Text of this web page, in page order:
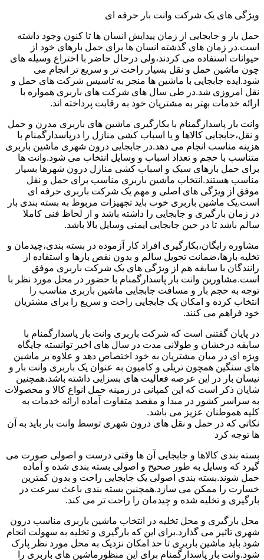
ویژگی های یک شرکت وانت بار حرفه ای
حمل بار و جابجایی از زمان پیدایش انسان ها تا کنون وجود داشته
است.در زمان های گذشته انسان ها برای حمل بارهای خود از
حیوانات استفاده می کردند،ولی درحال حاضر با اختراع وسیله های
چون ماشین حمل و نقل بسیار راحت تر و سریع تر انجام می
شود.ایده جابجایی با ماشین ها منجر به تاسیس شرکت های حمل و
نقل امروزی شد.در طی سال های شرکت های باربری همواره با
ارائه خدمات بهتر به مشتریان خود به رقابت پرداخته اند.
وانت بار پاسدارگمنام با بکارگیری ماشین های باربری مدرن و حمل
و نقل،جابجایی کالاها و یا اسباب کشی منازل را درپاسدارگمنام با
هزینه مناسب انجام می دهد.در جابجایی درون شهری ماشین باربری
متناسب با حجم و تعداد اسباب و وسایل انتخاب می شود.وانت ها
برای حمل بارهای سبک و اسباب کشی منازل درون شهرها بسیار
مناسب هستند.انتخاب ماشین باربری مناسب برای حمل و نقل
موفق از ویژگی های اصلی و مهم یک شرکت باربری حرفه ای
است.یک ماشین باربری خوب باید تجهیزات مربوط به بسته بندی بار
در زمان بارگیری و جابجایی را داشته باشد و از لحاظ فنی کاملا
سالم باشد تا در حین جابجایی ایمنی وسایل بالا باشد.
مشاوره رایگان،بکارگیری افراد کار آزموده در بسته بندی،چیدمان و
تخلیه بارها،ضمانت تحویل سالم و بدون نقص بارها و استفاده از
رانندگان با سابقه هم از ویژگی های یک شرکت باربری موفق
است.مشاورین وانت بار پاسدارگمنام با حضور در محل مورد نظر با
توجه به حجم بار و مسافت جابجایی ماشین باربری مناسب را
انتخاب کرده و امکان یک جابجایی راحت و سریع را برای مشتریان
خود فراهم می کنند.
در پایان گفتنی است که شرکت باربری وانت بار پاسدارگمنام با
سابقه درخشان و طولانی مدت در سال های اخیر توانسته جایگاه
ویژه ای در میان مشتریان به خود اختصاص دهد و علاوه بر ماشین
های سنگین همچون تریلی و کامیون به عنوان یک باربری وانت بار و
نیسان بار در این عرصه فعالیت های بسزایی داشته باشد،همچنین
شایان ذکر است که این کمپانی در زمینه حمل انواع کالا و محصولات
به سراسر کشور در مبدا و مقصد متفاوت آماده ارائه خدمات به
کلیه هموطنان عزیز می باشد.
نکاتی که در حمل و نقل های درون شهری توسط وانت بار باید به آن
ها توجه کرد
بسته بندی کالاها و جابجایی آن ها وقتی درست و اصولی صورت می
گیرد که وسایل به طور صحیح و اصولی بسته بندی شده و آماده
حمل شوند.بسته بندی اصولی یک جابجایی راحت و بدون کمترین
خسارت را ممکن می سازد.همچنین بسته بندی باعث سرعت در
بارگیری و تخلیه شده و چیدمان را راحت تر می کند.
محل بارگیری و محل تخلیه در انتخاب ماشین باربری مناسب درون
شهری تاثیر می گذارد.برای این که بارگیری و تخلیه به سهولت انجام
شود باید ماشین باربری تا حد امکان نزدیک به محل مورد نظر پارک
شود.وانت بار پاسدارگمنام برای این منظورماشین های باربری را